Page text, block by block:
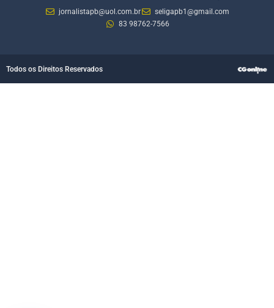
jornalistapb@uol.com.br
seligapb1@gmail.com
83 98762-7566
Todos os Direitos Reservados